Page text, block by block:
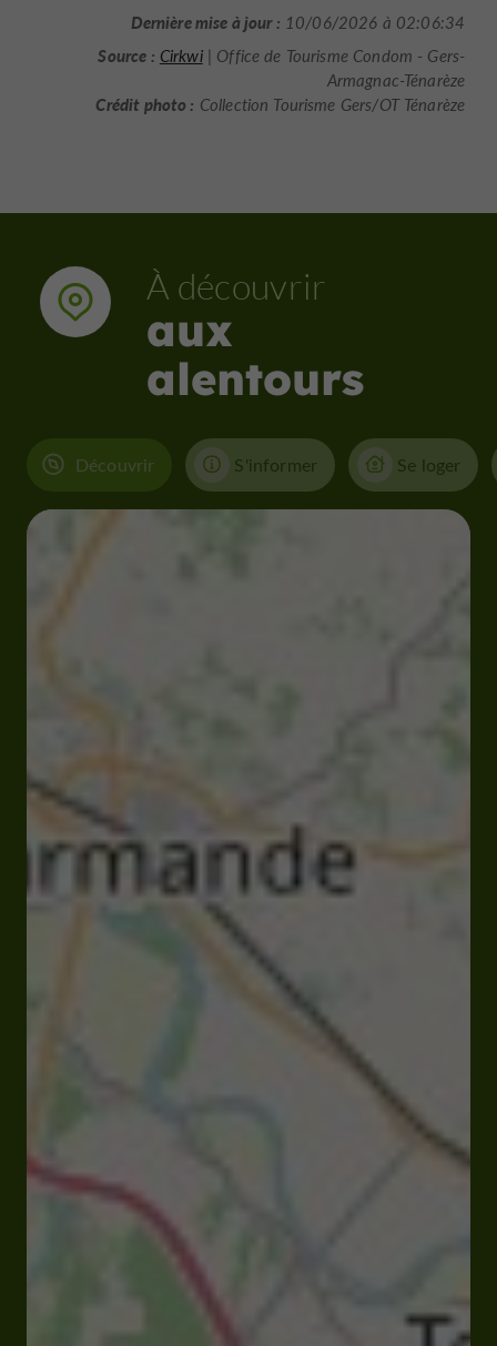
Dernière mise à jour : 10/06/2026 à 02:06:34
Source : Cirkwi| Office de Tourisme Condom - Gers-
Armagnac-Ténarèze
Crédit photo : Collection Tourisme Gers/OT Ténarèze
À découvrir
aux
alentours
Découvrir S'informer Se loger